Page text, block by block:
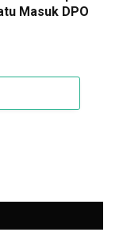
Masuk DPO